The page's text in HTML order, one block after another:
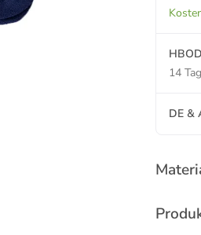
HBOD
14
DE &